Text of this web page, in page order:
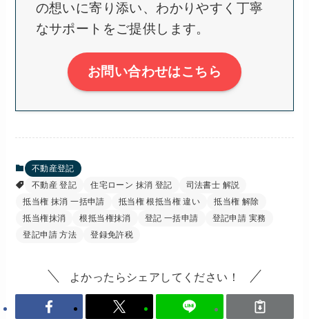
の想いに寄り添い、わかりやすく丁寧
なサポートをご提供します。
お問い合わせはこちら
不動産登記
不動産 登記
住宅ローン 抹消 登記
司法書士 解説
抵当権 抹消 一括申請
抵当権 根抵当権 違い
抵当権 解除
抵当権抹消
根抵当権抹消 登記 一括申請
登記申請 実務
登記申請 方法
登録免許税
よかったらシェアしてください！